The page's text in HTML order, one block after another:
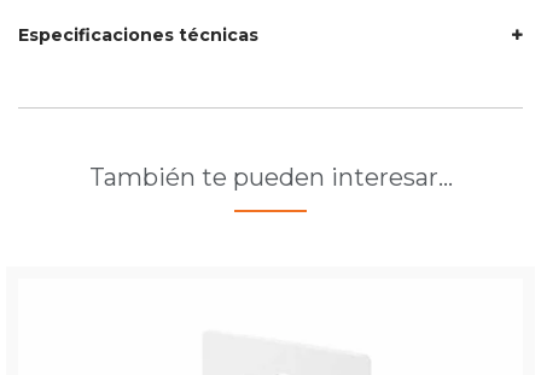
Especificaciones técnicas
También te pueden interesar…